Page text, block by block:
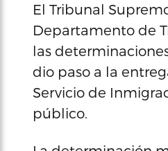
El Tribunal
Departamento de
las
dio paso a la
Servicio de
público.